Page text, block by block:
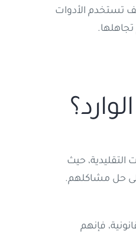
تستخدم الأدوات
حيث
حل مشاكلهم.
فإنهم